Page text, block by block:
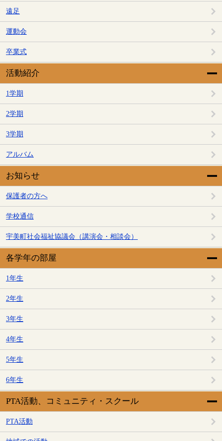
遠足
運動会
卒業式
活動紹介
1学期
2学期
3学期
アルバム
お知らせ
保護者の方へ
学校通信
宇美町社会福祉協議会（講演会・相談会）
各学年の部屋
1年生
2年生
3年生
4年生
5年生
6年生
PTA活動、コミュニティ・スクール
PTA活動